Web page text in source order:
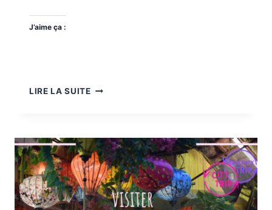
J’aime ça :
LIRE LA SUITELA
AN
À
VÉLO